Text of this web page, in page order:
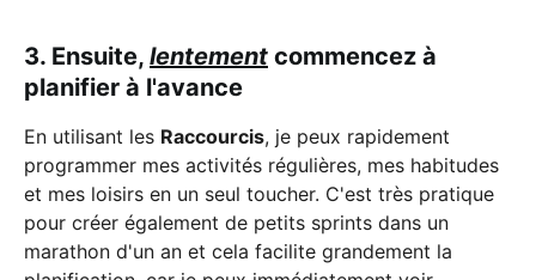
3. Ensuite, lentement commencez à
planifier à l'avance
En utilisant les Raccourcis, je peux rapidement
programmer mes activités régulières, mes habitudes
et mes loisirs en un seul toucher. C'est très pratique
pour créer également de petits sprints dans un
marathon d'un an et cela facilite grandement la